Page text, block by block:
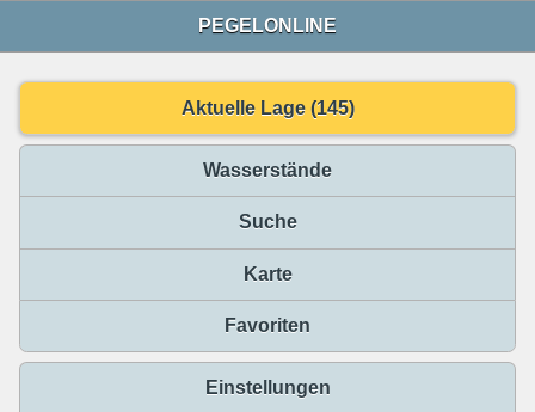
PEGELONLINE
Aktuelle Lage (145)
Wasserstände
Suche
Karte
Favoriten
Einstellungen